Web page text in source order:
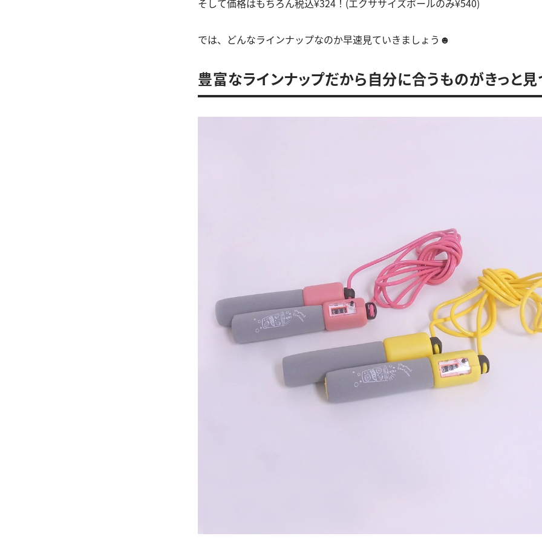
そして価格はもちろん税込¥324！(エクササイズボールのみ¥540)
では、どんなラインナップなのか早速見ていきましょう☻
豊富なラインナップだから自分に合うものがきっと見